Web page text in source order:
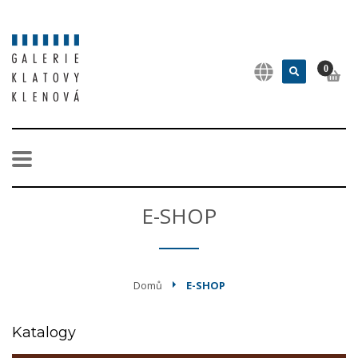
0
E-SHOP
Domů E-SHOP
Katalogy